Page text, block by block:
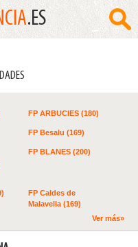
.ES
FP ARBUCIES (180)
FP Besalu (169)
FP BLANES (200)
FP Caldes de
Malavella (169)
Ver más»